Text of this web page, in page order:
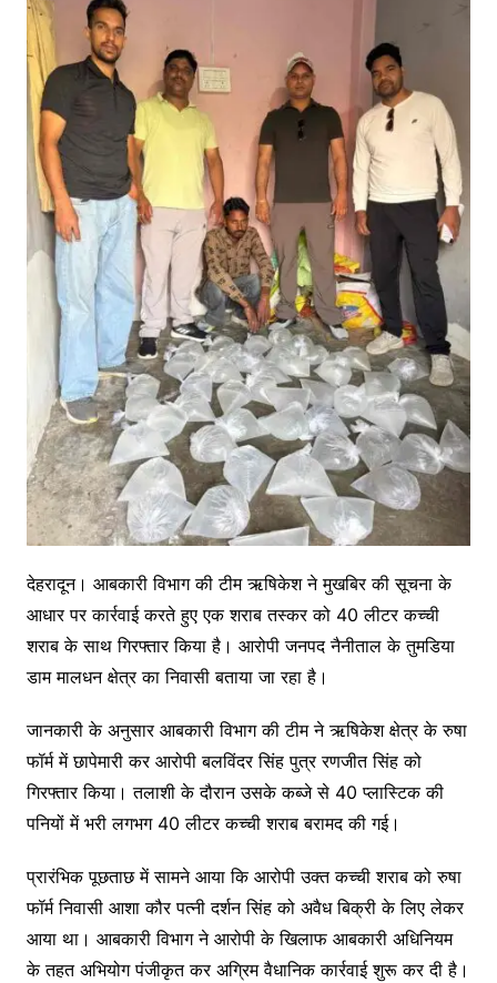
देहरादून। आबकारी विभाग की टीम ऋषिकेश ने मुखबिर की सूचना के
आधार पर कार्रवाई करते हुए एक शराब तस्कर को 40 लीटर कच्ची
शराब के साथ गिरफ्तार किया है। आरोपी जनपद नैनीताल के तुमडिया
डाम मालधन क्षेत्र का निवासी बताया जा रहा है।
जानकारी के अनुसार आबकारी विभाग की टीम ने ऋषिकेश क्षेत्र के रुषा
फॉर्म में छापेमारी कर आरोपी बलविंदर सिंह पुत्र रणजीत सिंह को
गिरफ्तार किया। तलाशी के दौरान उसके कब्जे से 40 प्लास्टिक की
पनियों में भरी लगभग 40 लीटर कच्ची शराब बरामद की गई।
प्रारंभिक पूछताछ में सामने आया कि आरोपी उक्त कच्ची शराब को रुषा
फॉर्म निवासी आशा कौर पत्नी दर्शन सिंह को अवैध बिक्री के लिए लेकर
आया था। आबकारी विभाग ने आरोपी के खिलाफ आबकारी अधिनियम
के तहत अभियोग पंजीकृत कर अग्रिम वैधानिक कार्रवाई शुरू कर दी है।